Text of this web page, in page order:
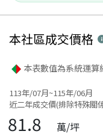
本社區成交價格
本表數值為系統運
113年/07月~115年/06月
近二年成交價(排除特殊關
81.8 萬/坪